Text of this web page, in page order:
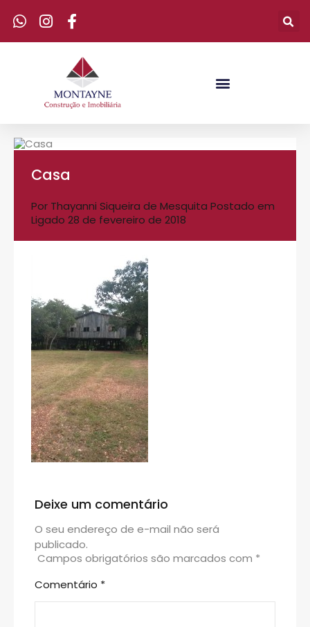
Casa
Por Thayanni Siqueira de Mesquita Postado em
Ligado 28 de fevereiro de 2018
Deixe um comentário
O seu endereço de e-mail não será
publicado.
Campos obrigatórios são marcados com *
Comentário *